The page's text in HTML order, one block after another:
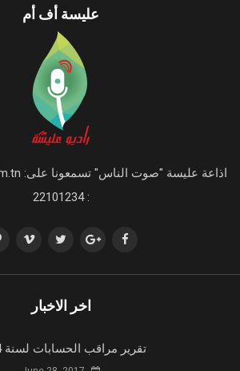
عليسة أف أم
: 22101234
اخر الاخبار
تقرير مراقب الحسابات لسنة 2024